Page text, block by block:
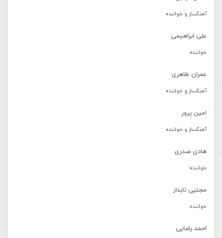
آهنگساز و خواننده
علی ابراهیمی
خواننده
عمران طاهری
آهنگساز و خواننده
امین پرور
آهنگساز و خواننده
هادی صدری
خواننده
مجتبی تابدار
خواننده
احمد رضایی